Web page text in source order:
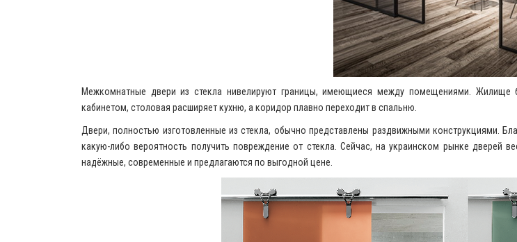
Межкомнатные двери из стекла нивелируют границы, имеющиеся между помещениями. Жилище
кабинетом, столовая расширяет кухню, а коридор плавно переходит в спальню.
Двери, полностью изготовленные из стекла, обычно представлены раздвижными конструкциями.
какую-либо вероятность получить повреждение от стекла. Сейчас, на украинском рынке дверей
надёжные, современные и предлагаются по выгодной цене.